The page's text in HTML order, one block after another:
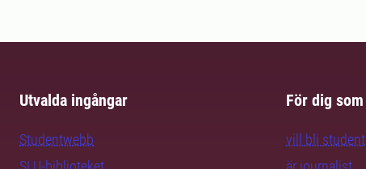
Utvalda ingångar
Studentwebb
För dig som
vill bli student